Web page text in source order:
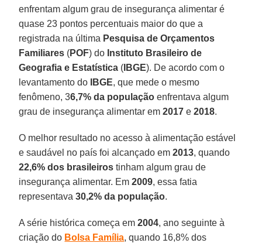
enfrentam algum grau de insegurança alimentar é
quase 23 pontos percentuais maior do que a
registrada na última Pesquisa de Orçamentos
Familiares (POF) do Instituto Brasileiro de
Geografia e Estatística ( IBGE). De acordo com o
levantamento do
IBGE, que mede o mesmo
fenômeno, 36,7% da população enfrentava algum
grau de insegurança alimentar em2017 e2018.
O melhor resultado no acesso à alimentação estável
e saudável no país foi alcançado em2013, quando
22,6% dos brasileiros tinham algum grau de
insegurança alimentar. Em2009, essa fatia
representava30,2% da população.
A série histórica começa em2004, ano seguinte à
criação do Bolsa Família, quando 16,8% dos